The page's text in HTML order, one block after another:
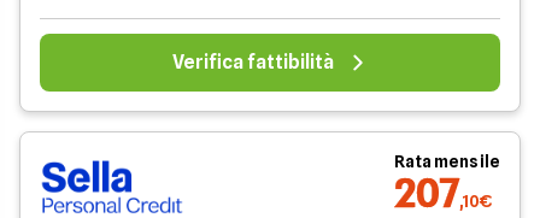
Verifica fattibilità
Rata mensile
207,10€